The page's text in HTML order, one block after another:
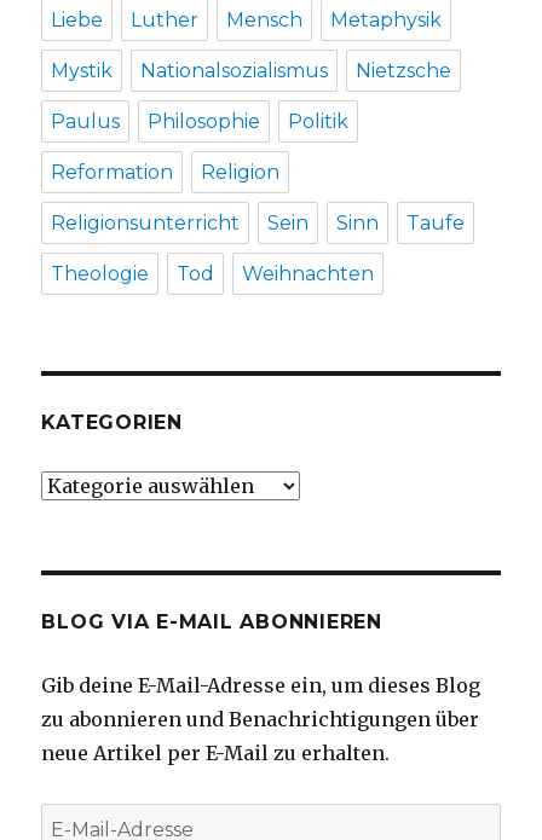
Liebe Luther Mensch Metaphysik
Mystik Nationalsozialismus Nietzsche
Paulus Philosophie Politik
Reformation Religion
Religionsunterricht Sein Sinn Taufe
Theologie Tod Weihnachten
KATEGORIEN
Kategorien
BLOG VIA E-MAIL ABONNIEREN
Gib deine E-Mail-Adresse ein, um dieses Blog
zu abonnieren und Benachrichtigungen über
neue Artikel per E-Mail zu erhalten.
E-